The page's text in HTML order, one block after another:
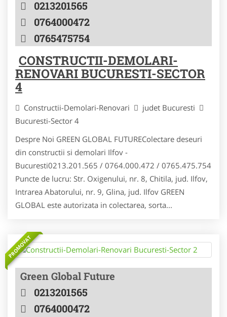
0213201565
0764000472
0765475754
CONSTRUCTII-DEMOLARI-
RENOVARI BUCURESTI-SECTOR
4
Constructii-Demolari-Renovari
judet Bucuresti
Bucuresti-Sector 4
Despre Noi GREEN GLOBAL FUTUREColectare deseuri
din constructii si demolari Ilfov -
Bucuresti0213.201.565 / 0764.000.472 / 0765.475.754
Puncte de lucru: Str. Oxigenului, nr. 8, Chitila, jud. Ilfov,
Intrarea Abatorului, nr. 9, Glina, jud. Ilfov GREEN
GLOBAL este autorizata in colectarea, sorta...
PROMOVAT
Green Global Future
0213201565
0764000472